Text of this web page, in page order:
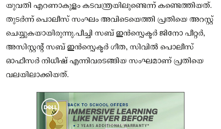
യുവതി എറണാകുളം കടവന്ത്രയിലുണ്ടെന്ന് കണ്ടെത്തിയത്.
തുടർന്ന് പൊലീസ് സംഘം അവിടെയെത്തി പ്രതിയെ അറസ്റ്റ്
ചെയ്യുകയായിരുന്നു.പീച്ചി സബ് ഇൻസ്പെക്ടർ ജിനോ പീറ്റർ,
അസിസ്റ്റന്റ് സബ് ഇൻസ്പെക്ടർ ഗീത, സിവിൽ പൊലീസ്
ഓഫീസർ നിധീഷ് എന്നിവരടങ്ങിയ സംഘമാണ് പ്രതിയെ
വലയിലാക്കിയത്.